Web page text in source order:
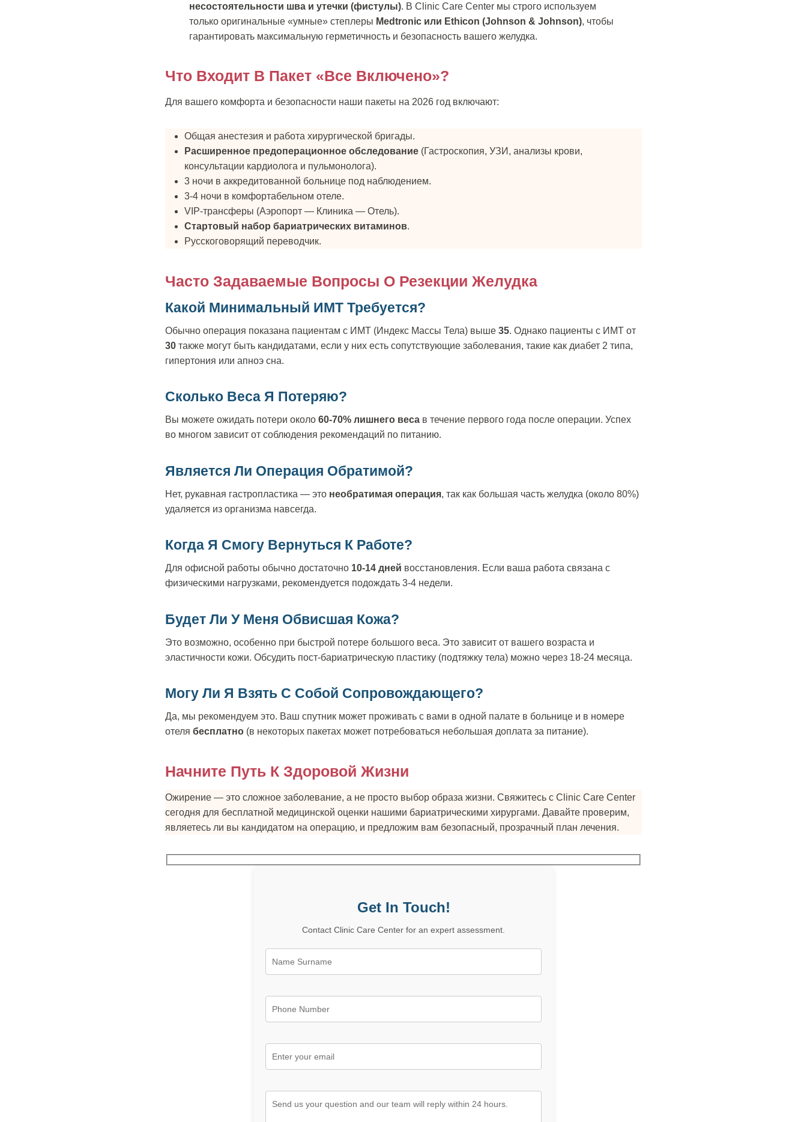
несостоятельности шва и утечки (фистулы). В Clinic Care Center мы строго используем
только оригинальные «умные» степлеры Medtronic или Ethicon (Johnson & Johnson), чтобы
гарантировать максимальную герметичность и безопасность вашего желудка.
Что Входит В Пакет «Все Включено»?
Для вашего комфорта и безопасности наши пакеты на 2026 год включают:
Общая анестезия и работа хирургической бригады.
Расширенное предоперационное обследование (Гастроскопия, УЗИ, анализы крови,
консультации кардиолога и пульмонолога).
3 ночи в аккредитованной больнице под наблюдением.
3-4 ночи в комфортабельном отеле.
VIP-трансферы (Аэропорт — Клиника — Отель).
Стартовый набор бариатрических витаминов.
Русскоговорящий переводчик.
Часто Задаваемые Вопросы О Резекции Желудка
Какой Минимальный ИМТ Требуется?
Обычно операция показана пациентам с ИМТ (Индекс Массы Тела) выше 35. Однако пациенты с ИМТ от
30 также могут быть кандидатами, если у них есть сопутствующие заболевания, такие как диабет 2 типа,
гипертония или апноэ сна.
Сколько Веса Я Потеряю?
Вы можете ожидать потери около 60-70% лишнего веса в течение первого года после операции. Успех
во многом зависит от соблюдения рекомендаций по питанию.
Является Ли Операция Обратимой?
Нет, рукавная гастропластика — это необратимая операция, так как большая часть желудка (около 80%)
удаляется из организма навсегда.
Когда Я Смогу Вернуться К Работе?
Для офисной работы обычно достаточно 10-14 дней восстановления. Если ваша работа связана с
физическими нагрузками, рекомендуется подождать 3-4 недели.
Будет Ли У Меня Обвисшая Кожа?
Это возможно, особенно при быстрой потере большого веса. Это зависит от вашего возраста и
эластичности кожи. Обсудить пост-бариатрическую пластику (подтяжку тела) можно через 18-24 месяца.
Могу Ли Я Взять С Собой Сопровождающего?
Да, мы рекомендуем это. Ваш спутник может проживать с вами в одной палате в больнице и в номере
отеля бесплатно (в некоторых пакетах может потребоваться небольшая доплата за питание).
Начните Путь К Здоровой Жизни
Ожирение — это сложное заболевание, а не просто выбор образа жизни. Свяжитесь с Clinic Care Center
сегодня для бесплатной медицинской оценки нашими бариатрическими хирургами. Давайте проверим,
являетесь ли вы кандидатом на операцию, и предложим вам безопасный, прозрачный план лечения.
Get In Touch!
Contact Clinic Care Center for an expert assessment.